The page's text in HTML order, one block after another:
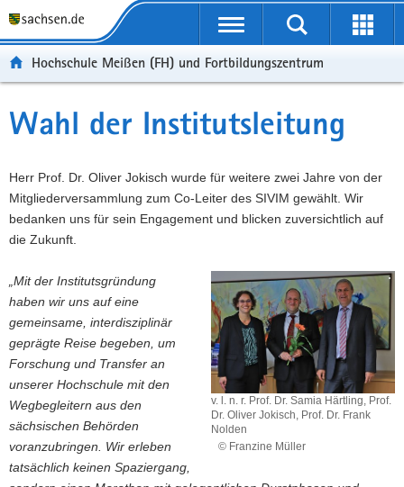
Portalübergreifende
Hochschule Meißen (FH) und Fortbildungszentrum
Wahl der Institutsleitung
Herr Prof. Dr. Oliver Jokisch wurde für weitere zwei Jahre von der
Mitgliederversammlung zum Co-Leiter des SIVIM gewählt. Wir
bedanken uns für sein Engagement und blicken zuversichtlich auf
die Zukunft.
v. l. n. r. Prof. Dr. Samia Härtling, Prof.
Dr. Oliver Jokisch, Prof. Dr. Frank
Nolden
© Franzine Müller
„Mit der Institutsgründung
haben wir uns auf eine
gemeinsame, interdisziplinär
geprägte Reise begeben, um
Forschung und Transfer an
unserer Hochschule mit den
Wegbegleitern aus den
sächsischen Behörden
voranzubringen. Wir erleben
tatsächlich keinen Spaziergang,